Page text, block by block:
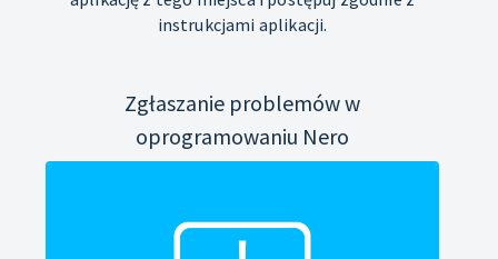
instrukcjami aplikacji.
Zgłaszanie problemów w
oprogramowaniu Nero